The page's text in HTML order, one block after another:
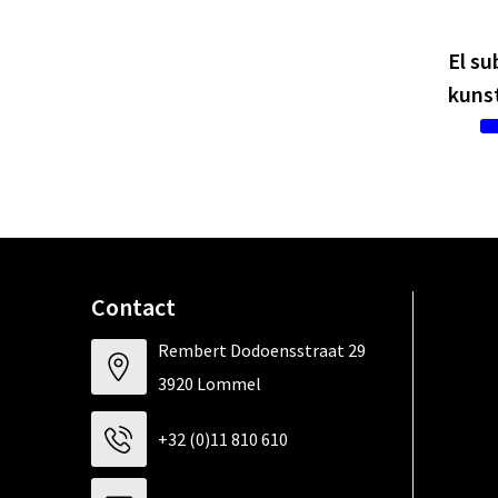
El
Contact
Rembert Dodoensstraat 29
3920 Lommel
+32 (0)11 810 610